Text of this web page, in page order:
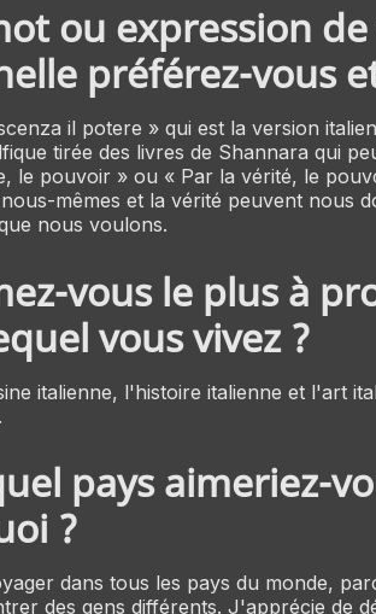
ou expression
préférez-vous
il potere » qui est la version
tirée des livres de Shannara qui
le pouvoir » ou « Par la vérité, le
mêmes et la vérité peuvent nous
nous voulons.
vous le plus à
vous vivez ?
italienne, l'histoire italienne et l'art
pays aimeriez-
?
dans tous les pays du monde,
des gens différents. J'apprécie de